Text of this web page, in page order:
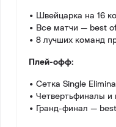
• Швейцарка на 16
• Все матчи — best
• 8 лучших команд
Плей-офф:
• Сетка Single
• Четвертьфиналы
• Гранд-финал —